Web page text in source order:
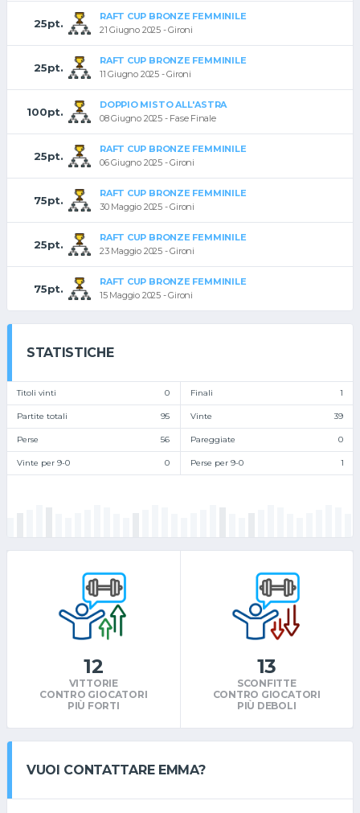
25pt.
RAFT CUP BRONZE FEMMINILE
21 Giugno 2025 - Gironi
25pt.
RAFT CUP BRONZE FEMMINILE
11 Giugno 2025 - Gironi
100pt.
DOPPIO MISTO ALL'ASTRA
08 Giugno 2025 - Fase Finale
25pt.
RAFT CUP BRONZE FEMMINILE
06 Giugno 2025 - Gironi
75pt.
RAFT CUP BRONZE FEMMINILE
30 Maggio 2025 - Gironi
25pt.
RAFT CUP BRONZE FEMMINILE
23 Maggio 2025 - Gironi
75pt.
RAFT CUP BRONZE FEMMINILE
15 Maggio 2025 - Gironi
STATISTICHE
Titoli vinti 0 Finali 1
Partite totali 95 Vinte 39
Perse 56 Pareggiate 0
Vinte per 9-0 0 Perse per 9-0 1
12
VITTORIE
CONTRO GIOCATORI
PIÙ FORTI
13
SCONFITTE
CONTRO GIOCATORI
PIÙ DEBOLI
VUOI CONTATTARE EMMA?